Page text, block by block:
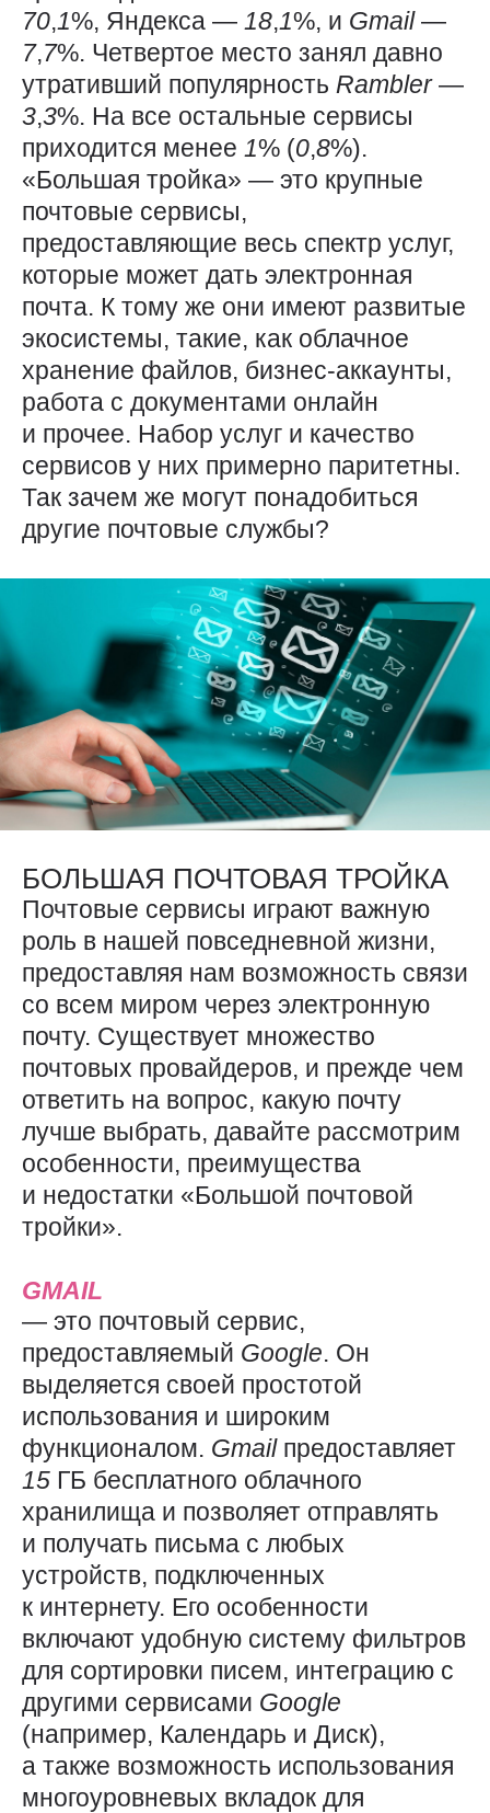
70,1%, Яндекса — 18,1%, и Gmail—
7,7%. Четвертое место занял давно
утративший популярность Rambler—
3,3%. На все остальные сервисы
приходится менее 1% (0,8%).
«Большая тройка» — это крупные
почтовые сервисы,
предоставляющие весь спектр услуг,
которые может дать электронная
почта. К тому же они имеют развитые
экосистемы, такие, как облачное
хранение файлов, бизнес-аккаунты,
работа с документами онлайн
и прочее. Набор услуг и качество
сервисов у них примерно паритетны.
Так зачем же могут понадобиться
другие почтовые службы?
БОЛЬШАЯ ПОЧТОВАЯ ТРОЙКА
Почтовые сервисы играют важную
роль в нашей повседневной жизни,
предоставляя нам возможность связи
со всем миром через электронную
почту. Существует множество
почтовых провайдеров, и прежде чем
ответить на вопрос, какую почту
лучше выбрать, давайте рассмотрим
особенности, преимущества
и недостатки «Большой почтовой
тройки».
GMAIL
— это почтовый сервис,
предоставляемый Google. Он
выделяется своей простотой
использования и широким
функционалом. Gmail предоставляет
15 ГБ бесплатного облачного
хранилища и позволяет отправлять
и получать письма с любых
устройств, подключенных
к интернету. Его особенности
включают удобную систему фильтров
для сортировки писем, интеграцию с
другими сервисами Google
(например, Календарь и Диск),
а также возможность использования
многоуровневых вкладок для